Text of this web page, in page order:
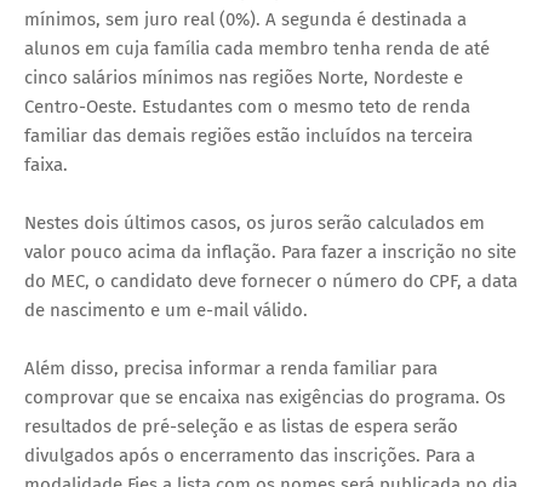
mínimos, sem juro real (0%). A segunda é destinada a
alunos em cuja família cada membro tenha renda de até
cinco salários mínimos nas regiões Norte, Nordeste e
Centro-Oeste. Estudantes com o mesmo teto de renda
familiar das demais regiões estão incluídos na terceira
faixa.
Nestes dois últimos casos, os juros serão calculados em
valor pouco acima da inflação. Para fazer a inscrição no site
do MEC, o candidato deve fornecer o número do CPF, a data
de nascimento e um e-mail válido.
Além disso, precisa informar a renda familiar para
comprovar que se encaixa nas exigências do programa. Os
resultados de pré-seleção e as listas de espera serão
divulgados após o encerramento das inscrições. Para a